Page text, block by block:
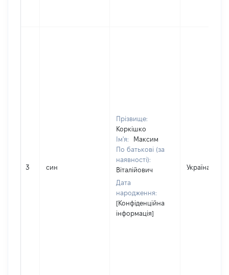
3 син
Прізвище:
Коркішко
Ім'я:
Максим
По батькові (за
наявності):
Віталійович
Дата
народження:
[Конфіденційна
інформація]
Україна